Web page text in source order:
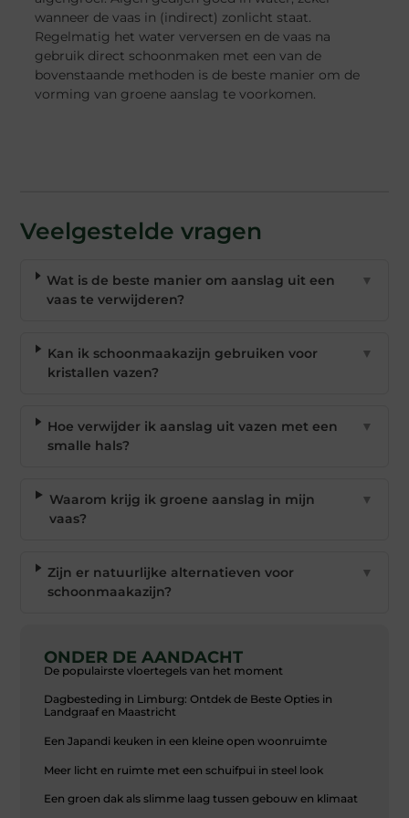
wanneer de vaas in (indirect) zonlicht staat.
Regelmatig het water verversen en de vaas na
gebruik direct schoonmaken met een van de
bovenstaande methoden is de beste manier om de
vorming van groene aanslag te voorkomen.
Veelgestelde vragen
Wat is de beste manier om aanslag uit een
vaas te verwijderen?
▼
Kan ik schoonmaakazijn gebruiken voor
kristallen vazen?
▼
Hoe verwijder ik aanslag uit vazen met een
smalle hals?
▼
Waarom krijg ik groene aanslag in mijn
vaas?
▼
Zijn er natuurlijke alternatieven voor
schoonmaakazijn?
▼
ONDER DE AANDACHT
De populairste vloertegels van het moment
Dagbesteding in Limburg: Ontdek de Beste Opties in
Landgraaf en Maastricht
Een Japandi keuken in een kleine open woonruimte
Meer licht en ruimte met een schuifpui in steel look
Een groen dak als slimme laag tussen gebouw en klimaat